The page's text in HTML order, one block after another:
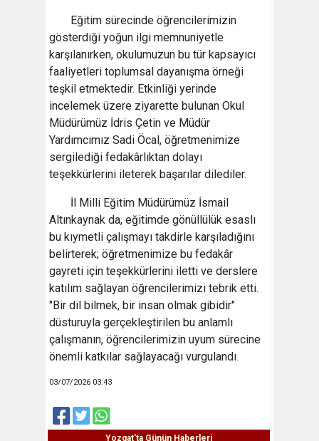
Eğitim sürecinde öğrencilerimizin
gösterdiği yoğun ilgi memnuniyetle
karşılanırken, okulumuzun bu tür kapsayıcı
faaliyetleri toplumsal dayanışma örneği
teşkil etmektedir. Etkinliği yerinde
incelemek üzere ziyarette bulunan Okul
Müdürümüz İdris Çetin ve Müdür
Yardımcımız Sadi Öcal, öğretmenimize
sergilediği fedakârlıktan dolayı
teşekkürlerini ileterek başarılar dilediler.
İl Milli Eğitim Müdürümüz İsmail
Altınkaynak da, eğitimde gönüllülük esaslı
bu kıymetli çalışmayı takdirle karşıladığını
belirterek; öğretmenimize bu fedakâr
gayreti için teşekkürlerini iletti ve derslere
katılım sağlayan öğrencilerimizi tebrik etti.
"Bir dil bilmek, bir insan olmak gibidir"
düsturuyla gerçekleştirilen bu anlamlı
çalışmanın, öğrencilerimizin uyum sürecine
önemli katkılar sağlayacağı vurgulandı.
03/07/2026 03:43
Yozgat'ta Günün Haberleri